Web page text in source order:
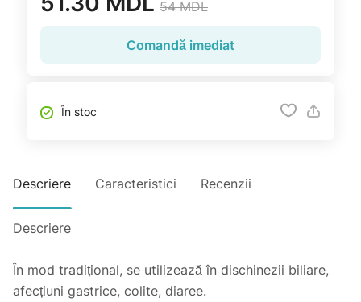
54 MDL
Comandă imediat
În stoc
Descriere Caracteristici Recenzii
Descriere
În mod tradițional, se utilizează în dischinezii biliare,
afecțiuni gastrice, colite, diaree.